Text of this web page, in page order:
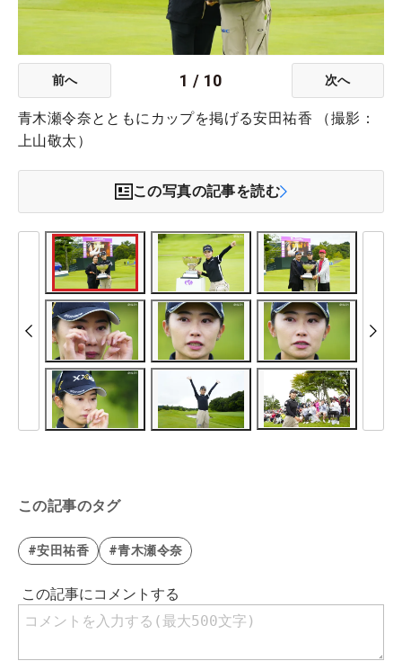
前へ 1 / 10 次へ
青木瀬令奈とともにカップを掲げる安田祐香 （撮影：
上山敬太）
この写真の記事を読む
この記事のタグ
#安田祐香 #青木瀬令奈